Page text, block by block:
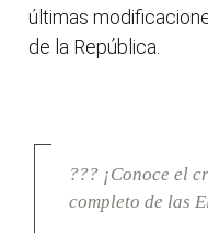
últimas
de la República.
??? ¡Conoce el
completo de las